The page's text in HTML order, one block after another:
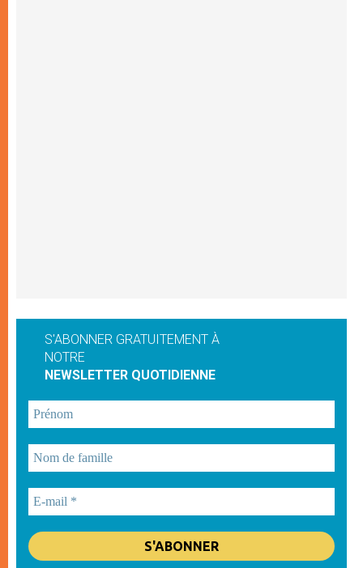
S'ABONNER GRATUITEMENT À
NOTRE
NEWSLETTER QUOTIDIENNE